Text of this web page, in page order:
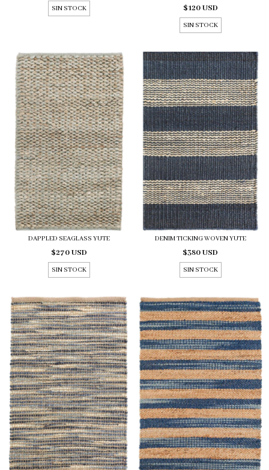
SIN STOCK $120 USD
SIN STOCK
DAPPLED SEAGLASS YUTE
$270 USD
SIN STOCK
DENIM TICKING WOVEN YUTE
$380 USD
SIN STOCK